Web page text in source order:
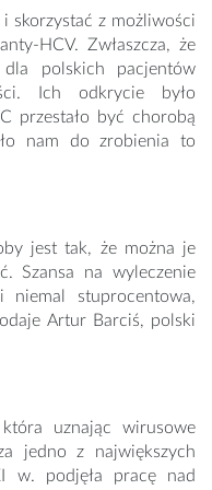
skorzystać z możliwości
HCV. Zwłaszcza, że
polskich pacjentów
Ich odkrycie było
przestało być chorobą
nam do zrobienia to
jest tak, że można je
Szansa na wyleczenie
stuprocentowa,
Artur Barciś, polski
uznając wirusowe
jedno z największych
w. podjęła pracę nad